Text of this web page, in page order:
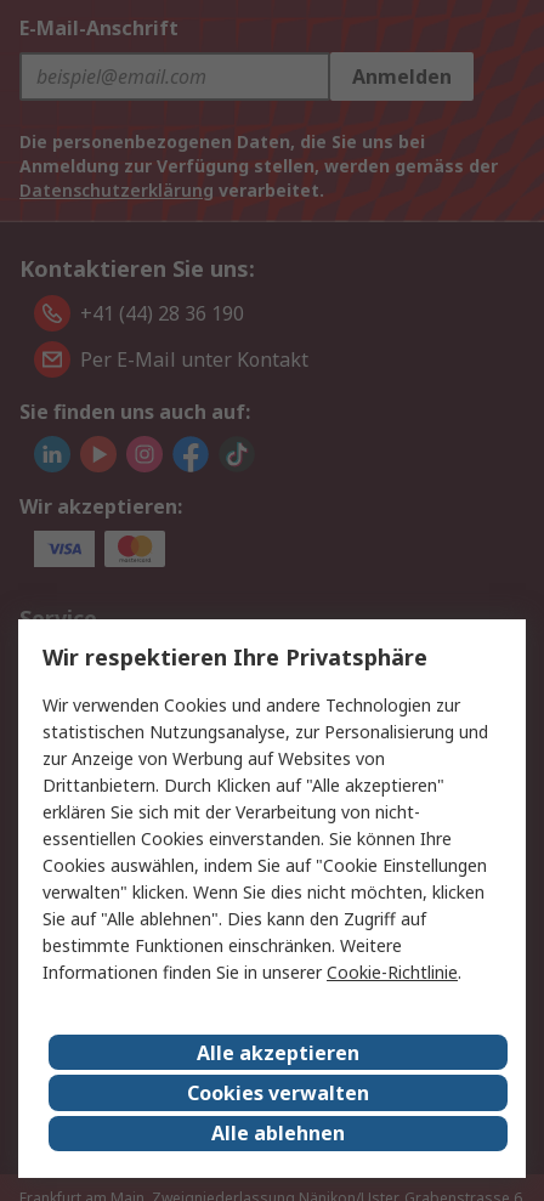
E-Mail-Anschrift
Anmelden
Die personenbezogenen Daten, die Sie uns bei
Anmeldung zur Verfügung stellen, werden gemäss der
Datenschutzerklärung verarbeitet.
Kontaktieren Sie uns:
+41 (44) 28 36 190
Per E-Mail unter Kontakt
Sie finden uns auch auf:
Wir akzeptieren:
Service
Value Added Services
Lieferlösungen
Rücksendungen
Kontakt
Hilfe
Rechtliches
AGB
Datenschutz
Cookie-Richtlinie
Zahlungsbedingungen
Copyright/Impressum
Über RS
Karriere bei RS
Nachhaltigkeit
Qualität/Umwelt/ZertifikatePresse-Center
Event-Center
Wir respektieren Ihre Privatsphäre
Wir verwenden Cookies und andere Technologien zur
statistischen Nutzungsanalyse, zur Personalisierung und
zur Anzeige von Werbung auf Websites von
Drittanbietern. Durch Klicken auf "Alle akzeptieren"
erklären Sie sich mit der Verarbeitung von nicht-
essentiellen Cookies einverstanden. Sie können Ihre
Cookies auswählen, indem Sie auf "Cookie Einstellungen
verwalten" klicken. Wenn Sie dies nicht möchten, klicken
Sie auf "Alle ablehnen". Dies kann den Zugriff auf
bestimmte Funktionen einschränken. Weitere
Informationen finden Sie in unsererCookie-Richtlinie.
Alle akzeptieren
Cookies verwalten
Alle ablehnen